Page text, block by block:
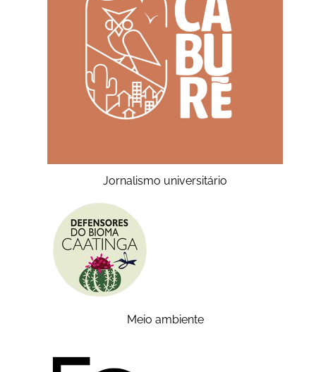
Jornalismo universitário
Meio ambiente